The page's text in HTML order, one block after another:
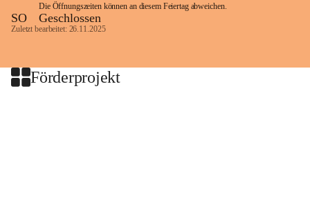
Die Öffnungszeiten können an diesem Feiertag abweichen.
SO Geschlossen
Zuletzt bearbeitet: 26.11.2025
Förderprojekt